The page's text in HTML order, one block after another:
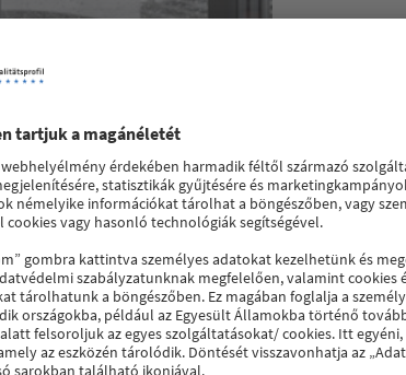
finoman strukturált felületei, amelyek a
modern építészeti stílusokkal.